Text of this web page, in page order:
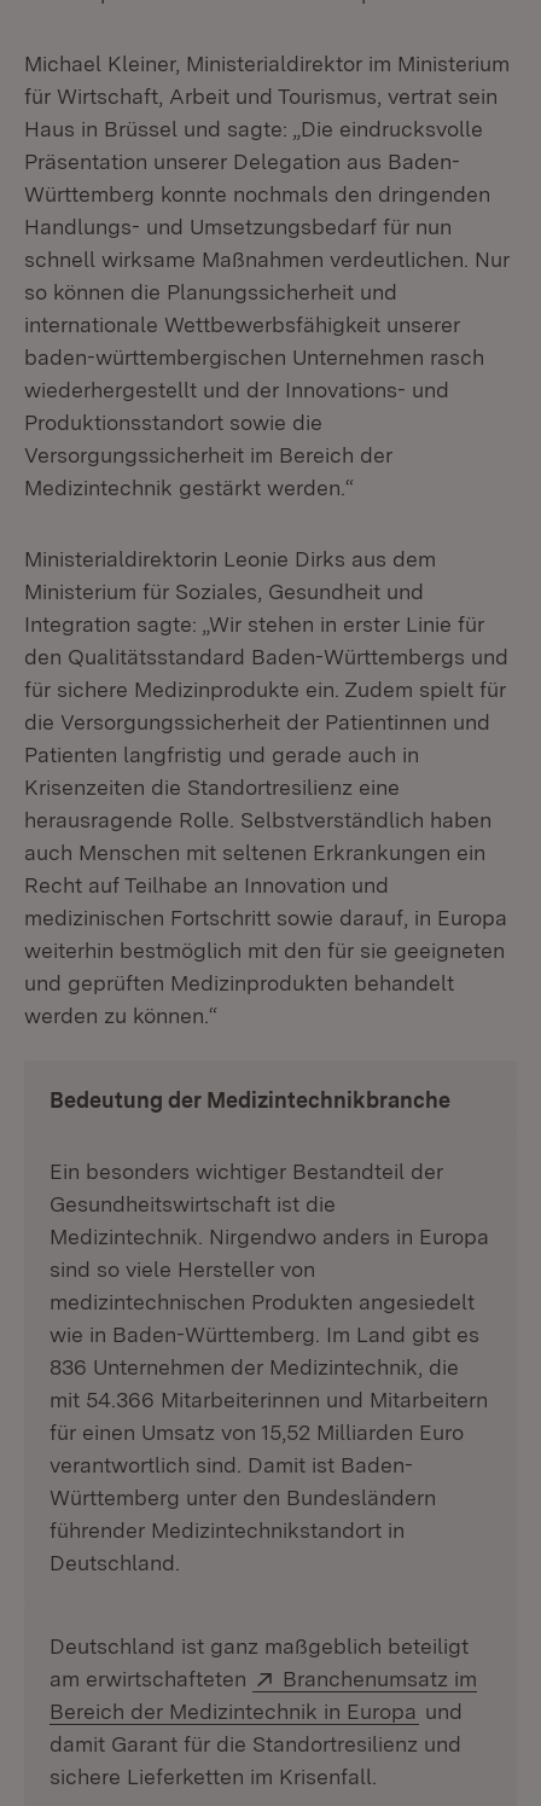
Michael Kleiner, Ministerialdirektor im Ministerium
für Wirtschaft, Arbeit und Tourismus, vertrat sein
Haus in Brüssel und sagte: „Die eindrucksvolle
Präsentation unserer Delegation aus Baden-
Württemberg konnte nochmals den dringenden
Handlungs- und Umsetzungsbedarf für nun
schnell wirksame Maßnahmen verdeutlichen. Nur
so können die Planungssicherheit und
internationale Wettbewerbsfähigkeit unserer
baden-württembergischen Unternehmen rasch
wiederhergestellt und der Innovations- und
Produktionsstandort sowie die
Versorgungssicherheit im Bereich der
Medizintechnik gestärkt werden.“
Ministerialdirektorin Leonie Dirks aus dem
Ministerium für Soziales, Gesundheit und
Integration sagte: „Wir stehen in erster Linie für
den Qualitätsstandard Baden-Württembergs und
für sichere Medizinprodukte ein. Zudem spielt für
die Versorgungssicherheit der Patientinnen und
Patienten langfristig und gerade auch in
Krisenzeiten die Standortresilienz eine
herausragende Rolle. Selbstverständlich haben
auch Menschen mit seltenen Erkrankungen ein
Recht auf Teilhabe an Innovation und
medizinischen Fortschritt sowie darauf, in Europa
weiterhin bestmöglich mit den für sie geeigneten
und geprüften Medizinprodukten behandelt
werden zu können.“
Bedeutung der Medizintechnikbranche
Ein besonders wichtiger Bestandteil der
Gesundheitswirtschaft ist die
Medizintechnik. Nirgendwo anders in Europa
sind so viele Hersteller von
medizintechnischen Produkten angesiedelt
wie in Baden-Württemberg. Im Land gibt es
836 Unternehmen der Medizintechnik, die
mit 54.366 Mitarbeiterinnen und Mitarbeitern
für einen Umsatz von 15,52 Milliarden Euro
verantwortlich sind. Damit ist Baden-
Württemberg unter den Bundesländern
führender Medizintechnikstandort in
Deutschland.
Deutschland ist ganz maßgeblich beteiligt
am erwirtschafteten
Extern:
Branchenumsatz im
Bereich der Medizintechnik in Europa (Öffnet in
und
damit Garant für die Standortresilienz und
sichere Lieferketten im Krisenfall.